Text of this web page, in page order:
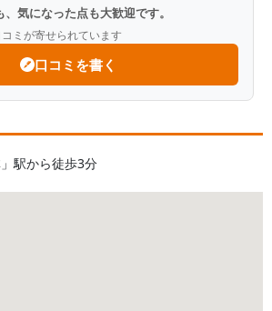
、気になった点も大歓迎です。
ミが寄せられています
口コミを書く
駅から徒歩3分